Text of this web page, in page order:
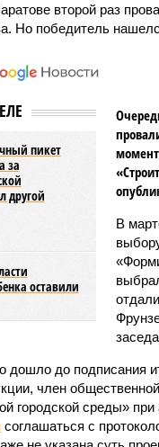
пикет
за
другой
оставили
В
дошло до подписания
член
городской среды»
соглашаться с